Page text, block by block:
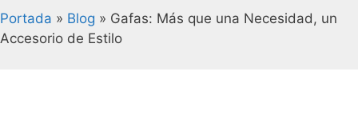
Portada » Blog » Gafas: Más que una Necesidad, un
Accesorio de Estilo